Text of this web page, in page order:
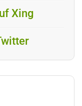
Xing